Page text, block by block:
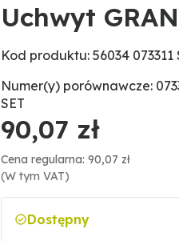
Uchwyt
Kod produktu: 56034 073311
Numer(y) porównawcze:
SET
90,07 zł
Cena regularna: 90,07 zł
(W tym VAT)
Dostępny